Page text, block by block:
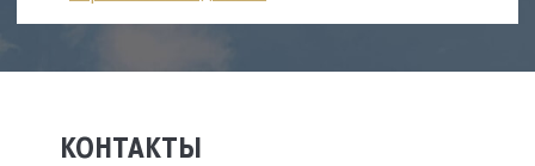
КОНТАКТЫ